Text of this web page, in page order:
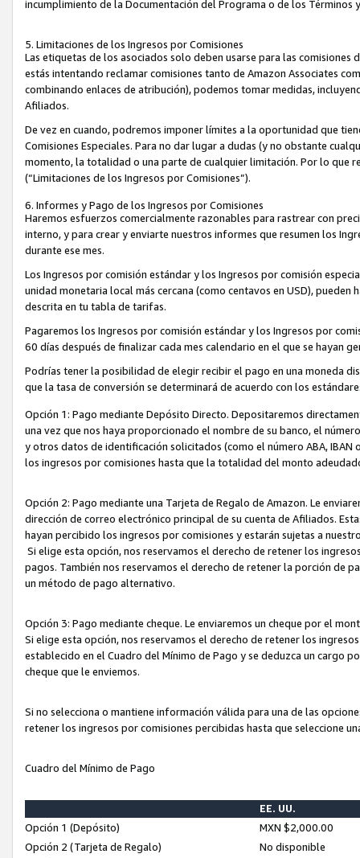
incumplimiento de la Documentación del Programa o de los Términos
5. Limitaciones de los Ingresos por Comisiones
Las etiquetas de los asociados solo deben usarse para las
estás intentando reclamar comisiones tanto de Amazon Associates
combinando enlaces de atribución), podemos tomar medidas,
Afiliados.
De vez en cuando, podremos imponer límites a la oportunidad que
Comisiones Especiales. Para no dar lugar a dudas (y no obstante
momento, la totalidad o una parte de cualquier limitación. Por lo que
(“Limitaciones de los Ingresos por Comisiones”).
6. Informes y Pago de los Ingresos por Comisiones
Haremos esfuerzos comercialmente razonables para rastrear con
interno, y para crear y enviarte nuestros informes que resumen los
durante ese mes.
Los Ingresos por comisión estándar y los Ingresos por comisión
unidad monetaria local más cercana (como centavos en USD),
descrita en tu tabla de tarifas.
Pagaremos los Ingresos por comisión estándar y los Ingresos por
60 días después de finalizar cada mes calendario en el que se hayan
Podrías tener la posibilidad de elegir recibir el pago en una moneda
que la tasa de conversión se determinará de acuerdo con los
Opción 1: Pago mediante Depósito Directo. Depositaremos
una vez que nos haya proporcionado el nombre de su banco, el
y otros datos de identificación solicitados (como el número ABA,
los ingresos por comisiones hasta que la totalidad del monto
Opción 2: Pago mediante una Tarjeta de Regalo de Amazon. Le
dirección de correo electrónico principal de su cuenta de Afiliados.
hayan percibido los ingresos por comisiones y estarán sujetas a
Si elige esta opción, nos reservamos el derecho de retener los
pagos. También nos reservamos el derecho de retener la porción de
un método de pago alternativo.
Opción 3: Pago mediante cheque. Le enviaremos un cheque por el
Si elige esta opción, nos reservamos el derecho de retener los
establecido en el Cuadro del Mínimo de Pago y se deduzca un cargo
cheque que le enviemos.
Si no selecciona o mantiene información válida para una de las
retener los ingresos por comisiones percibidas hasta que seleccione
Cuadro del Mínimo de Pago
EE. UU.
Opción 1 (Depósito)
MXN $2,000.00
Opción 2 (Tarjeta de Regalo)
No disponible